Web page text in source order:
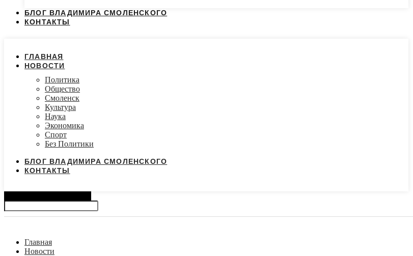
БЛОГ ВЛАДИМИРА СМОЛЕНСКОГО
КОНТАКТЫ
ГЛАВНАЯ
НОВОСТИ
Политика
Общество
Смоленск
Культура
Наука
Экономика
Спорт
Без Политики
БЛОГ ВЛАДИМИРА СМОЛЕНСКОГО
КОНТАКТЫ
Главная
Новости